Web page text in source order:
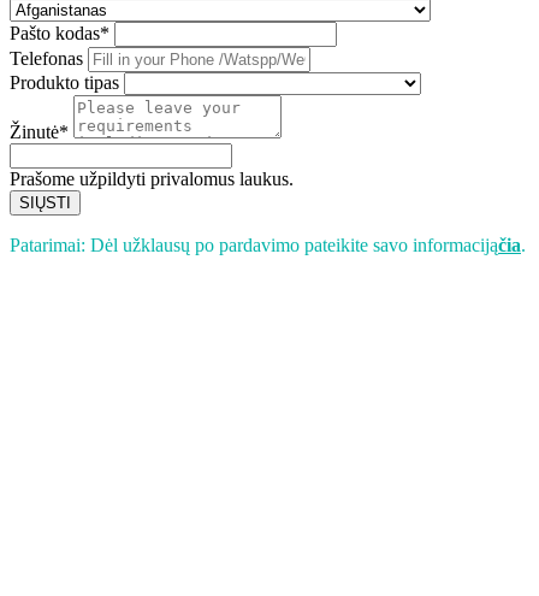
Pašto kodas*
Telefonas
Produkto tipas
Žinutė*
Prašome užpildyti privalomus laukus.
SIŲSTI
Patarimai: Dėl užklausų po pardavimo pateikite savo informacijąčia.